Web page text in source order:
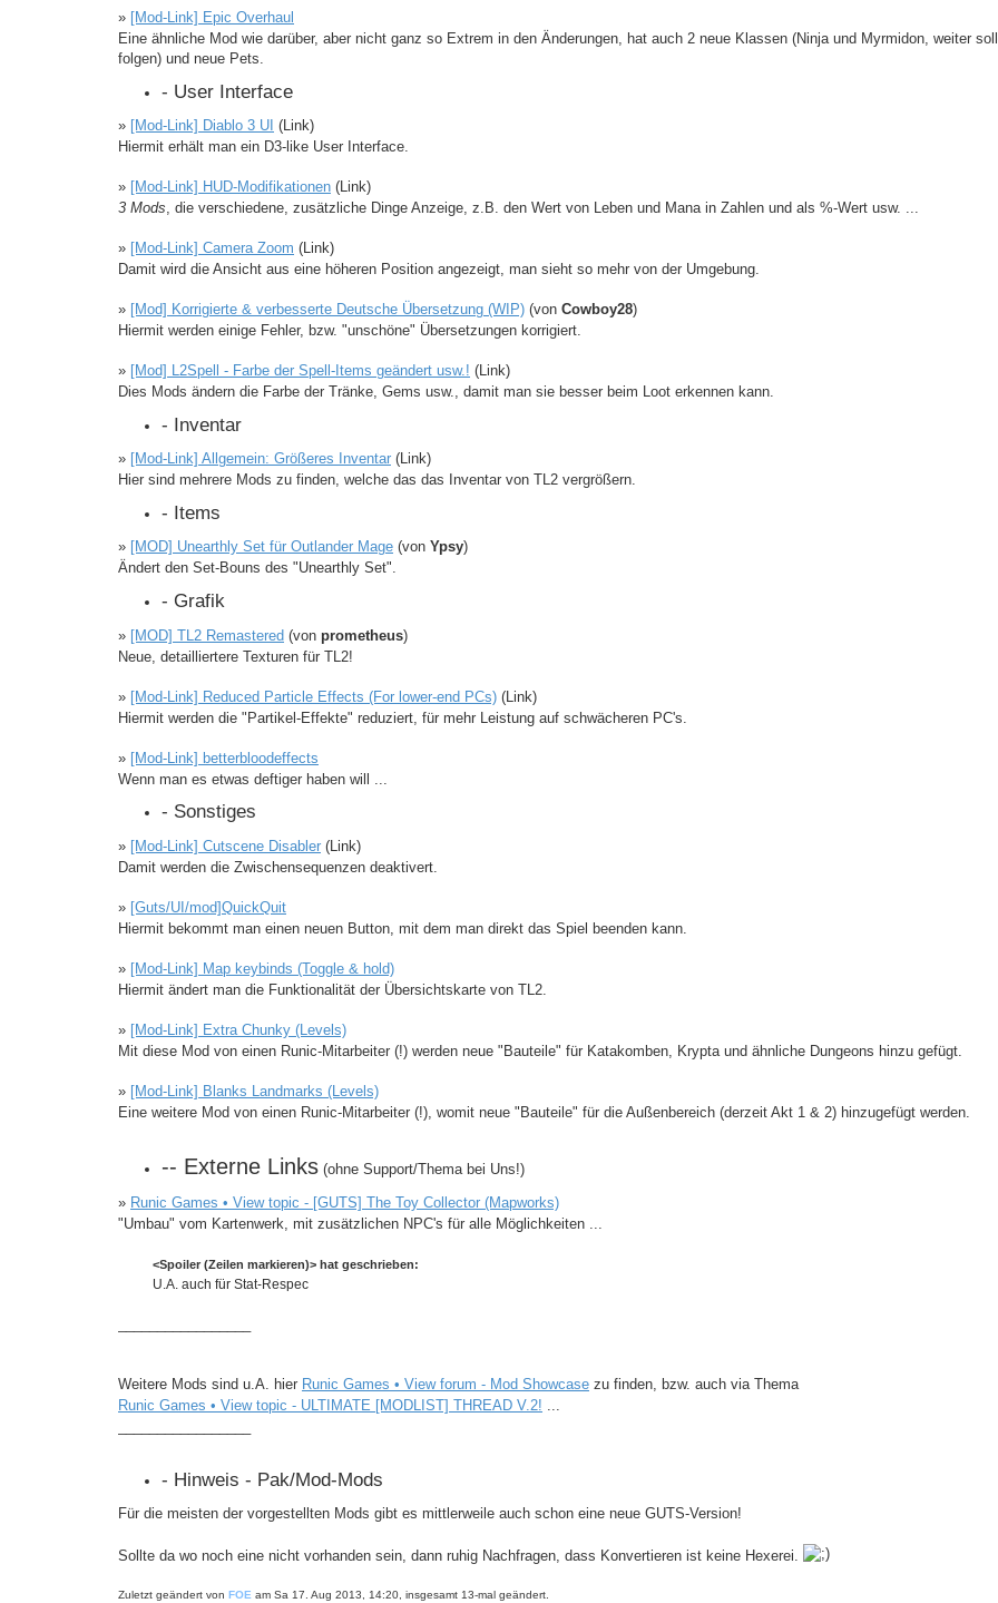
» [Mod-Link] Epic Overhaul
Eine ähnliche Mod wie darüber, aber nicht ganz so Extrem in den Änderungen, hat auch 2 neue Klassen (Ninja und Myrmidon, weiter
folgen) und neue Pets.
- User Interface
» [Mod-Link] Diablo 3 UI (Link)
Hiermit erhält man ein D3-like User Interface.
» [Mod-Link] HUD-Modifikationen (Link)
3 Mods, die verschiedene, zusätzliche Dinge Anzeige, z.B. den Wert von Leben und Mana in Zahlen und als %-Wert usw. ...
» [Mod-Link] Camera Zoom (Link)
Damit wird die Ansicht aus eine höheren Position angezeigt, man sieht so mehr von der Umgebung.
» [Mod] Korrigierte & verbesserte Deutsche Übersetzung (WIP) (von Cowboy28)
Hiermit werden einige Fehler, bzw. "unschöne" Übersetzungen korrigiert.
» [Mod] L2Spell - Farbe der Spell-Items geändert usw.! (Link)
Dies Mods ändern die Farbe der Tränke, Gems usw., damit man sie besser beim Loot erkennen kann.
- Inventar
» [Mod-Link] Allgemein: Größeres Inventar (Link)
Hier sind mehrere Mods zu finden, welche das das Inventar von TL2 vergrößern.
- Items
» [MOD] Unearthly Set für Outlander Mage (von Ypsy)
Ändert den Set-Bouns des "Unearthly Set".
- Grafik
» [MOD] TL2 Remastered (von prometheus)
Neue, detailliertere Texturen für TL2!
» [Mod-Link] Reduced Particle Effects (For lower-end PCs) (Link)
Hiermit werden die "Partikel-Effekte" reduziert, für mehr Leistung auf schwächeren PC's.
» [Mod-Link] betterbloodeffects
Wenn man es etwas deftiger haben will ...
- Sonstiges
» [Mod-Link] Cutscene Disabler (Link)
Damit werden die Zwischensequenzen deaktivert.
» [Guts/UI/mod]QuickQuit
Hiermit bekommt man einen neuen Button, mit dem man direkt das Spiel beenden kann.
» [Mod-Link] Map keybinds (Toggle & hold)
Hiermit ändert man die Funktionalität der Übersichtskarte von TL2.
» [Mod-Link] Extra Chunky (Levels)
Mit diese Mod von einen Runic-Mitarbeiter (!) werden neue "Bauteile" für Katakomben, Krypta und ähnliche Dungeons hinzu gefügt.
» [Mod-Link] Blanks Landmarks (Levels)
Eine weitere Mod von einen Runic-Mitarbeiter (!), womit neue "Bauteile" für die Außenbereich (derzeit Akt 1 & 2) hinzugefügt werden.
-- Externe Links (ohne Support/Thema bei Uns!)
» Runic Games • View topic - [GUTS] The Toy Collector (Mapworks)
"Umbau" vom Kartenwerk, mit zusätzlichen NPC's für alle Möglichkeiten ...
<Spoiler (Zeilen markieren)> hat geschrieben:
U.A. auch für Stat-Respec
Weitere Mods sind u.A. hier Runic Games • View forum - Mod Showcase zu finden, bzw. auch via Thema
Runic Games • View topic - ULTIMATE [MODLIST] THREAD V.2! ...
- Hinweis - Pak/Mod-Mods
Für die meisten der vorgestellten Mods gibt es mittlerweile auch schon eine neue GUTS-Version!
Sollte da wo noch eine nicht vorhanden sein, dann ruhig Nachfragen, dass Konvertieren ist keine Hexerei.
Zuletzt geändert von FOE am Sa 17. Aug 2013, 14:20, insgesamt 13-mal geändert.